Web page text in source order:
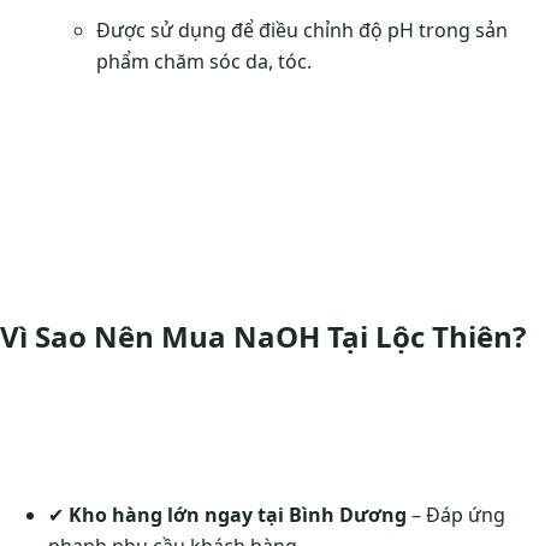
Được sử dụng để điều chỉnh độ pH trong sản
phẩm chăm sóc da, tóc.
Vì Sao Nên Mua NaOH Tại Lộc Thiên?
✔ Kho hàng lớn ngay tại Bình Dương – Đáp ứng